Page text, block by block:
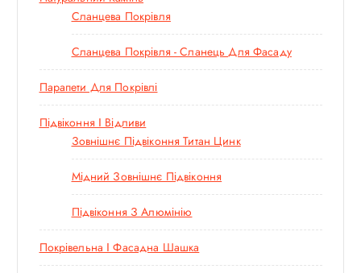
Сланцева Покрівля
Сланцева Покрівля - Сланець Для Фасаду
Парапети Для Покрівлі
Підвіконня І Відливи
Зовнішнє Підвіконня Титан Цинк
Мідний Зовнішнє Підвіконня
Підвіконня З Алюмінію
Покрівельна І Фасадна Шашка